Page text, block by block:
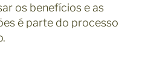
os benefícios e as
é parte do processo